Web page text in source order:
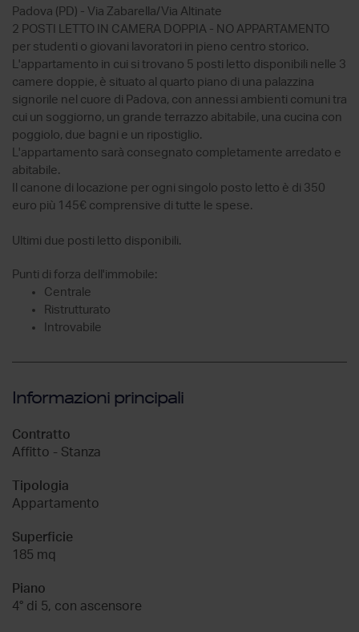
Padova (PD) - Via Zabarella/Via Altinate
2 POSTI LETTO IN CAMERA DOPPIA - NO APPARTAMENTO
per studenti o giovani lavoratori in pieno centro storico.
L'appartamento in cui si trovano 5 posti letto disponibili nelle 3
camere doppie, è situato al quarto piano di una palazzina
signorile nel cuore di Padova, con annessi ambienti comuni tra
cui un soggiorno, un grande terrazzo abitabile, una cucina con
poggiolo, due bagni e un ripostiglio.
L'appartamento sarà consegnato completamente arredato e
abitabile.
Il canone di locazione per ogni singolo posto letto è di 350
euro più 145€ comprensive di tutte le spese.
Ultimi due posti letto disponibili.
Punti di forza dell'immobile:
Centrale
Ristrutturato
Introvabile
Informazioni principali
Contratto
Affitto - Stanza
Tipologia
Appartamento
Superficie
185 mq
Piano
4° di 5, con ascensore